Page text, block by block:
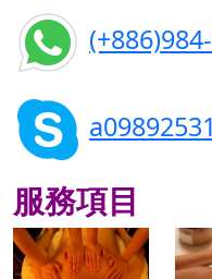
服務項目
500x500